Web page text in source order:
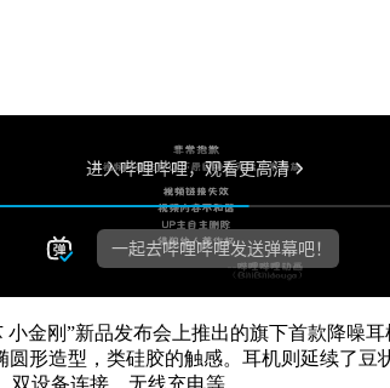
小金刚”新品发布会上推出的旗下首款降
圆形造型，类硅胶的触感。耳机则延续了
设备连接、无线充电等。